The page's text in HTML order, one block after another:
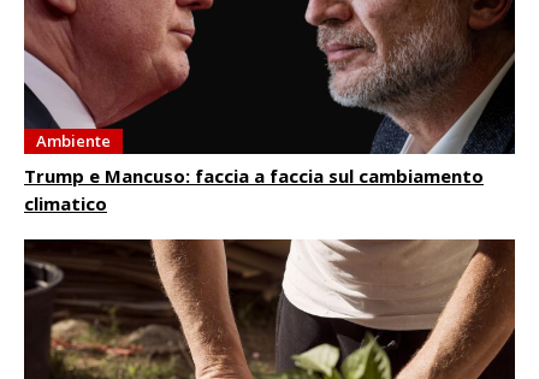
Ambiente
Trump e Mancuso: faccia a faccia sul cambiamento
climatico